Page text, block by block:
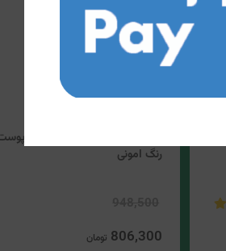
کرم ضد آفتاب و ضد لک انواع
رنگ امونی
806,300 تومان